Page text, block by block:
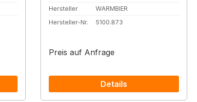
Hersteller
WARMBIER
Hersteller-Nr.
5100.873
Preis auf Anfrage
Details